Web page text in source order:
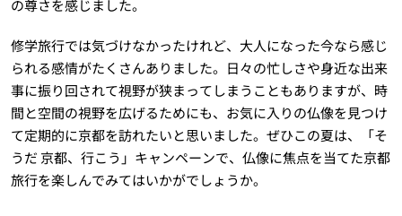
の尊さを感じました。
修学旅行では気づけなかったけれど、大人になった今なら感じ
られる感情がたくさんありました。日々の忙しさや身近な出来
事に振り回されて視野が狭まってしまうこともありますが、時
間と空間の視野を広げるためにも、お気に入りの仏像を見つけ
て定期的に京都を訪れたいと思いました。ぜひこの夏は、「そ
うだ 京都、行こう」キャンペーンで、仏像に焦点を当てた京都
旅行を楽しんでみてはいかがでしょうか。